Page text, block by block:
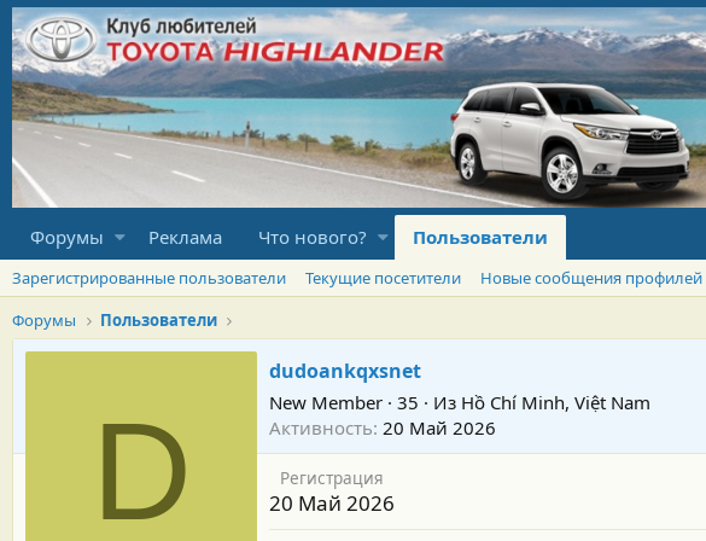
Форумы Реклама Что нового? Пользователи
Зарегистрированные пользователи Текущие посетители Новые сообщения профилей
Форумы
Пользователи
D
dudoankqxsnet
New Member · 35 · Из Hồ Chí Minh, Việt Nam
Активность 20 Май 2026
Регистрация
20 Май 2026